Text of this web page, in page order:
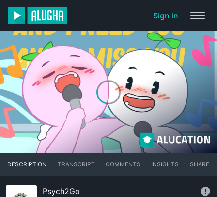
Sign in
DESCRIPTION TRANSCRIPT COMMENTS INSIGHTS SHARE
Psych2Go